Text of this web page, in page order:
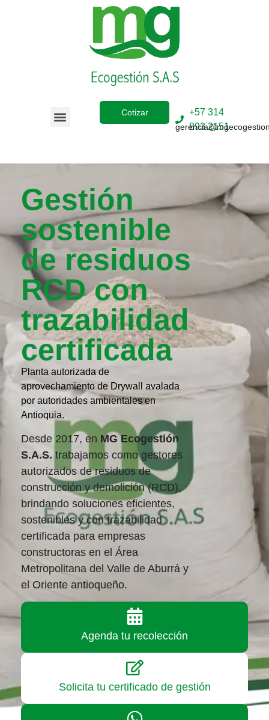
Cotizar
+57 314
893 2151
Gestión
sostenible
de residuos
RCD con
trazabilidad
certificada
Planta autorizada de
aprovechamiento de Drywall avalada
por autoridades ambientales en
Antioquia.
Desde 2017, en MG Ecogestión
S.A.S. trabajamos como gestores
autorizados de residuos de
construcción y demolición (RCD),
brindando soluciones eficientes,
sostenibles y con trazabilidad
certificada para empresas
constructoras en el Área
Metropolitana del Valle de Aburrá y
el Oriente antioqueño.
Agenda tu recolección
Solicita tu certificado de gestión